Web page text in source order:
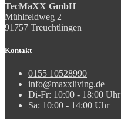
TecMaXX GmbH
Mühlfeldweg 2
91757 Treuchtlingen
Kontakt
0155 10528990
info@maxxliving.de
Di-Fr: 10:00 - 18:00 Uhr
Sa: 10:00 - 14:00 Uhr